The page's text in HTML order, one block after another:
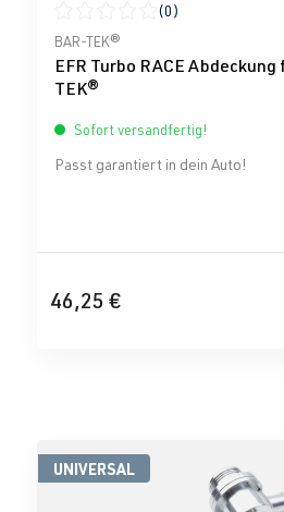
Durchschnittliche Bewertung
(0)
BAR-TEK®
EFR Turbo RACE
TEK®
Sofort versandfertig!
Passt garantiert in dein Auto!
46,25 €
UNIVERSAL